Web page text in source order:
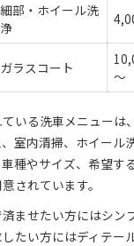
細部・ホイール洗
浄
ガラスコート
～
いる洗車メニューは
室内清掃、ホイール
種やサイズ、希望す
されています。
ませたい方にはシン
たい方にはディテー